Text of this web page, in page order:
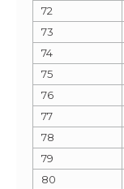
72
73
74
75
76
77
78
79
80